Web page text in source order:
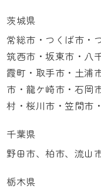
茨城県
常総市・つくば市・
筑西市・坂東市・八
霞町・取手市・土浦
市・龍ケ崎市・石岡
村・桜川市・笠間市
千葉県
野田市、柏市、流山
栃木県